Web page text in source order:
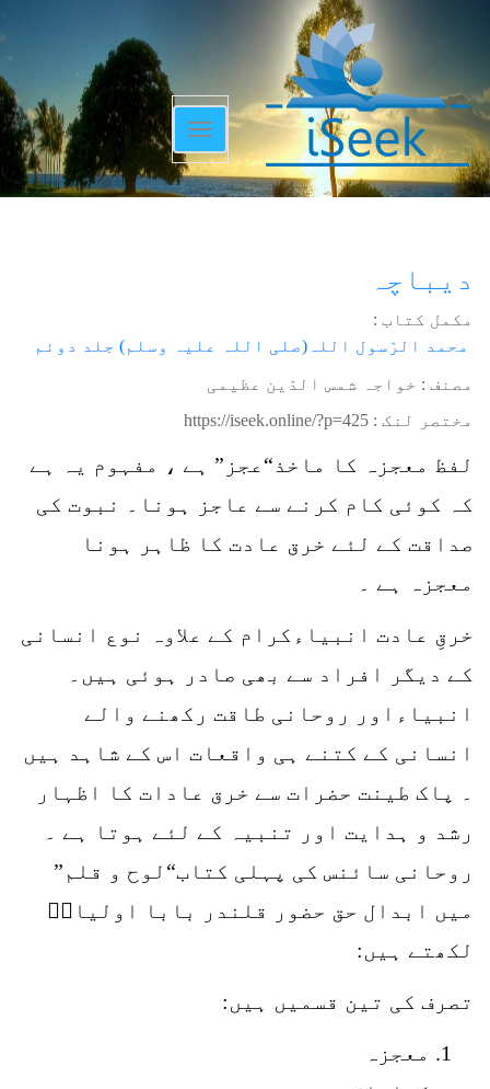
Toggle
navigation
دیباچہ
مکمل کتاب :
محمد الرّسول اللہ(صلی اللہ علیہ وسلم) جلد دوئم
مصنف : خواجہ شمس الدّین عظیمی
مختصر لنک : https://iseek.online/?p=425
لفظ معجزہ کا ماخذ“عجز” ہے ، مفہوم یہ ہے
کہ کوئی کام کرنے سے عاجز ہونا۔ نبوت کی
صداقت کے لئے خرق عادت کا ظاہر ہونا
معجزہ ہے ۔
خرقِ عادت انبیاءکرام کے علاوہ نوع انسانی
کے دیگر افراد سے بھی صادر ہوئی ہیں۔
انبیاءاور روحانی طاقت رکھنے والے
انسانی کے کتنے ہی واقعات اس کے شاہد ہیں
۔ پاک طینت حضرات سے خرق عادات کا اظہار
رشد و ہدایت اور تنبیہ کے لئے ہوتا ہے ۔
روحانی سائنس کی پہلی کتاب“لوح و قلم”
میں ابدال حق حضور قلندر بابا اولیاءؒ
لکھتے ہیں:
تصرف کی تین قسمیں ہیں:
معجزہ